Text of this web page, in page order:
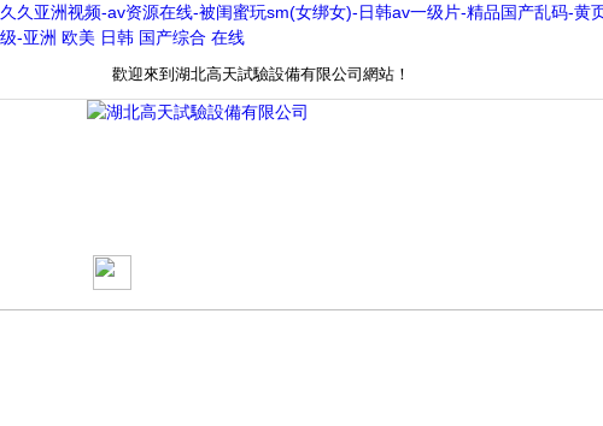
久久亚洲视频-av资源在线-被闺蜜玩sm(女绑女)-日韩av一级片-精品国产乱码-
级-亚洲 欧美 日韩 国产综合 在线
歡迎來到湖北高天試驗設備有限公司網站！